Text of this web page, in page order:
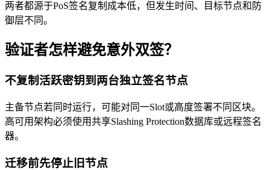
两者都源于PoS签名复制成本低，但发生时间、目标节点和防
御层不同。
验证者怎样避免意外双签？
不复制活跃密钥到两台独立签名节点
主备节点若同时运行，可能对同一Slot或高度签署不同区块。
高可用架构必须使用共享Slashing Protection数据库或远程签名
器。
迁移前先停止旧节点